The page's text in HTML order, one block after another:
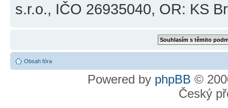
s.r.o., IČO 26935040, OR: KS
Obsah fóra
Powered by phpBB ©
Český